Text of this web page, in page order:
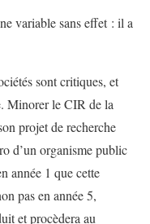
variable sans effet : il a
sont critiques, et
Minorer le CIR de la
projet de recherche
d’un organisme public
année 1 que cette
pas en année 5,
et procèdera au